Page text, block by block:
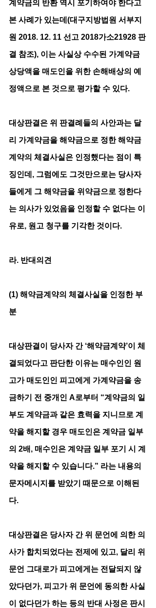
계약금의 반환 역시 포기하여야 한다고
본 사례가 있는데(대구지방법원 서부지
원 2018. 12. 11 선고 2018가소21928 판
결 참조), 이는 사실상 수수된 가계약금
상당액을 매도인을 위한 손해배상의 예
정액으로 본 것으로 평가할 수 있다.
대상판결은 위 판결례들의 사안과는 달
리 가계약금을 해약금으로 정한 해약금
계약의 체결사실은 인정했다는 점이 특
징인데, 그럼에도 그것만으로는 당사자
들에게 그 해약금을 위약금으로 정한다
는 의사가 있었음을 인정할 수 없다는 이
유로, 원고 청구를 기각한 것이다.
라. 반대의견
(1) 해약금계약의 체결사실을 인정한 부
분
대상판결이 당사자 간 ‘해약금계약’이 체
결되었다고 판단한 이유는 매수인인 원
고가 매도인인 피고에게 가계약금을 송
금하기 전 중개인 A로부터 “계약금의 일
부도 계약금과 같은 효력을 지니므로 계
약을 해지할 경우 매도인은 계약금 일부
의 2배, 매수인은 계약금 일부 포기 시 계
약을 해지할 수 있습니다.” 라는 내용의
문자메시지를 받았기 때문으로 이해된
다.
대상판결은 당사자 간 위 문언에 의한 의
사가 합치되었다는 전제에 있고, 달리 위
문언 그대로가 피고에게는 전달되지 않
았다던가, 피고가 위 문언에 동의한 사실
이 없다던가 하는 등의 반대 사정은 판시